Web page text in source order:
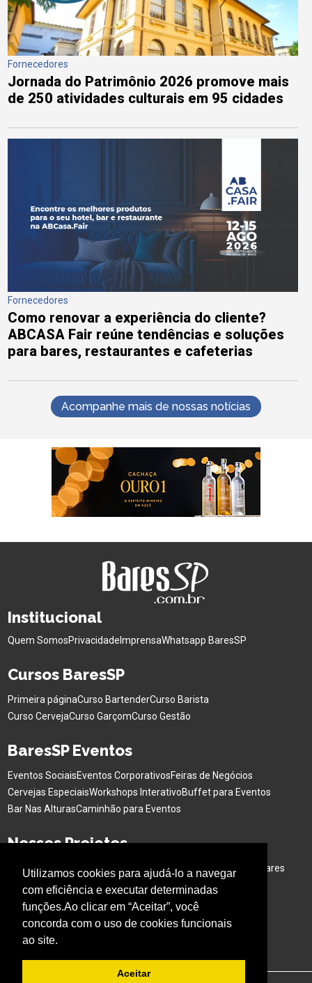
Utilizamos cookies para ajudá-lo a navegar
com eficiência e executar determinadas
funções.Ao clicar em “Aceitar”, você
concorda com o uso de cookies funcionais
ao site.
Aceitar
Fornecedores
Jornada do Patrimônio 2026 promove mais
de 250 atividades culturais em 95 cidades
Fornecedores
Como renovar a experiência do cliente?
ABCASA Fair reúne tendências e soluções
para bares, restaurantes e cafeterias
Acompanhe mais de nossas notícias
Institucional
Quem SomosPrivacidade ImprensaWhatsapp BaresSP
Cursos BaresSP
Primeira páginaCurso BartenderCurso Barista
Curso CervejaCurso GarçomCurso Gestão
BaresSP Eventos
Eventos SociaisEventos CorporativosFeiras de Negócios
Cervejas EspeciaisWorkshops InterativoBuffet para Eventos
Bar Nas AlturasCaminhão para Eventos
Nossos Projetos
Experiência Gastronômica Família no Parque Ativação em Bares
Acompanhe o BARESSP